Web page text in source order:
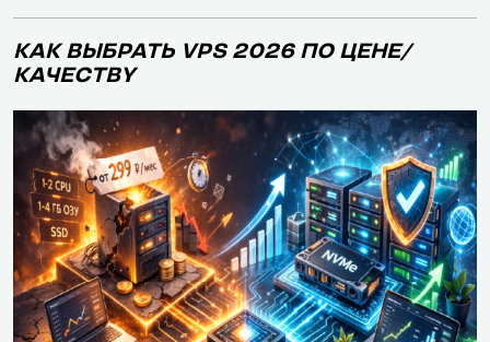
КАК ВЫБРАТЬ VPS 2026 ПО ЦЕНЕ/
КАЧЕСТВY